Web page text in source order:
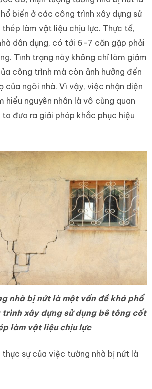
biến ở các công trình xây dựng sử
làm vật liệu chịu lực. Thực tế,
dân dụng, có tới 6-7 căn gặp phải
Tình trạng này không chỉ làm giảm
công trình mà còn ảnh hưởng đến
của ngôi nhà. Vì vậy, việc nhận diện
hiểu nguyên nhân là vô cùng quan
đưa ra giải pháp khắc phục hiệu
nhà bị nứt là một vấn đề khá phổ
xây dựng sử dụng bê tông cốt
làm vật liệu chịu lực
thực sự của việc tường nhà bị nứt là